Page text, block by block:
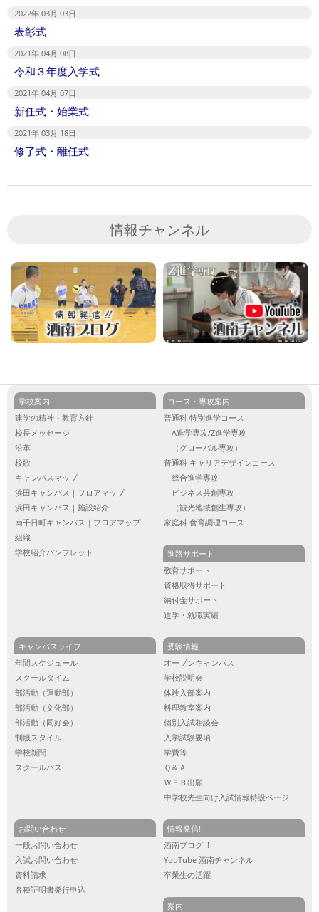
2022年 03月 03日
表彰式
2021年 04月 08日
令和３年度入学式
2021年 04月 07日
新任式・始業式
2021年 03月 18日
修了式・離任式
情報チャンネル
学校案内
建学の精神・教育方針
校長メッセージ
沿革
校歌
キャンパスマップ
浜田キャンパス｜フロアマップ
浜田キャンパス｜施設紹介
南千日町キャンパス｜フロアマップ
組織
学校紹介パンフレット
コース・専攻案内
普通科 特別進学コース
A進学専攻/Z進学専攻
（グローバル専攻）
普通科 キャリアデザインコース
総合進学専攻
ビジネス共創専攻
（観光地域創生専攻）
家庭科 食育調理コース
進路サポート
教育サポート
資格取得サポート
納付金サポート
進学・就職実績
キャンパスライフ
年間スケジュール
スクールタイム
部活動（運動部）
部活動（文化部）
部活動（同好会）
制服スタイル
学校新聞
スクールバス
受験情報
オープンキャンパス
学校説明会
体験入部案内
料理教室案内
個別入試相談会
入学試験要項
学費等
Ｑ＆Ａ
ＷＥＢ出願
中学校先生向け入試情報特設ページ
お問い合わせ
一般お問い合わせ
入試お問い合わせ
資料請求
各種証明書発行申込
情報発信!!
酒南ブログ !!
YouTube 酒南チャンネル
卒業生の活躍
案内